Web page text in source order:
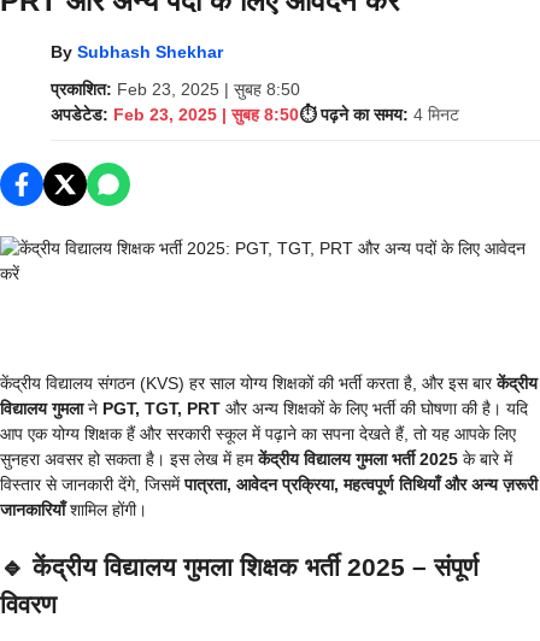
By Subhash Shekhar
प्रकाशित: Feb 23, 2025 | सुबह 8:50
अपडेटेड: Feb 23, 2025 | सुबह 8:50⏱️ पढ़ने का समय: 4 मिनट
केंद्रीय विद्यालय संगठन (KVS) हर साल योग्य शिक्षकों की भर्ती करता है, और इस बारकेंद्रीय
विद्यालय गुमलाने PGT, TGT, PRT और अन्य शिक्षकों के लिए भर्ती की घोषणा की है। यदि
आप एक योग्य शिक्षक हैं और सरकारी स्कूल में पढ़ाने का सपना देखते हैं, तो यह आपके लिए
सुनहरा अवसर हो सकता है। इस लेख में हमकेंद्रीय विद्यालय गुमला भर्ती 2025 के बारे में
विस्तार से जानकारी देंगे, जिसमेंपात्रता, आवेदन प्रक्रिया, महत्वपूर्ण तिथियाँ और अन्य ज़रूरी
जानकारियाँशामिल होंगी।
🔹 केंद्रीय विद्यालय गुमला शिक्षक भर्ती 2025 – संपूर्ण
विवरण